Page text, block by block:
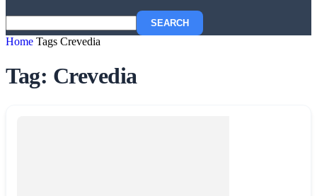
Home Tags Crevedia
Tag: Crevedia